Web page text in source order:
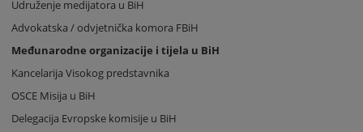
Udruženje medijatora u BiH
Advokatska / odvjetnička komora FBiH
Međunarodne organizacije i tijela u BiH
Kancelarija Visokog predstavnika
OSCE Misija u BiH
Delegacija Evropske komisije u BiH